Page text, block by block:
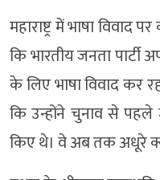
महाराष्ट्र में भाषा विवाद
कि भारतीय जनता
के लिए भाषा विवाद कर
कि उन्होंने चुनाव से
किए थे। वे अब तक अधूरे